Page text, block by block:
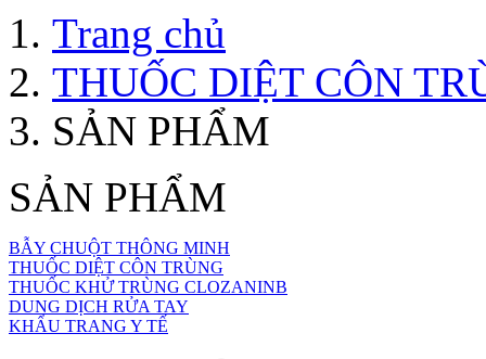
Trang chủ
THUỐC DIỆT CÔN
SẢN PHẨM
SẢN PHẨM
BẪY CHUỘT THÔNG MINH
THUỐC DIỆT CÔN TRÙNG
THUỐC KHỬ TRÙNG CLOZANINB
DUNG DỊCH RỬA TAY
KHẨU TRANG Y TẾ